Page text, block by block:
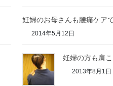
妊婦のお母さんも腰痛ケア
2014年5月12日
妊婦の方も肩
2013年8月1日